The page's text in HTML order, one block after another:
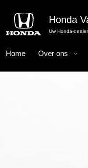
Honda
Uw Honda-
Home Over ons